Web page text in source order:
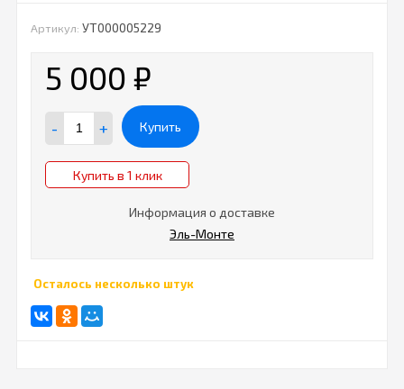
Артикул: УТ000005229
5 000 ₽
- + Купить
Купить в 1 клик
Информация о доставке
Эль-Монте
Осталось несколько штук